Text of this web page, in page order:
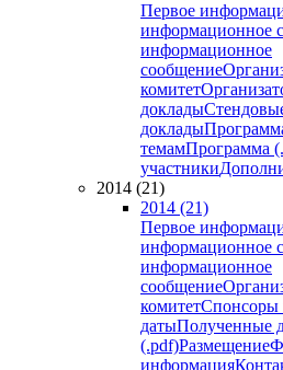
Первое
информационное
информационное
сообщение
комитет
доклады
доклады
темамПрограмма
участники
2014 (21)
2014 (21)
Первое
информационное
информационное
сообщение
комитетСпонсоры
датыПолученные
(.pdf)Размещение
информация